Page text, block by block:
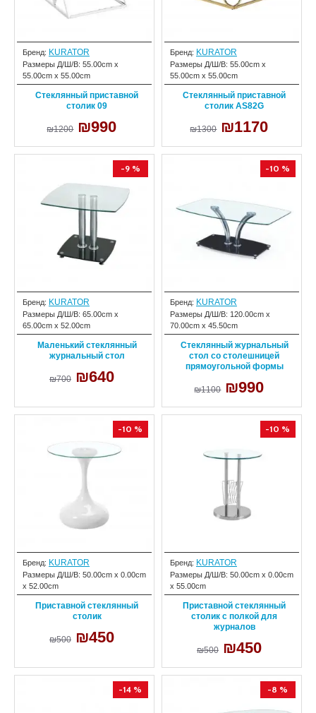
Бренд: KURATOR
Размеры Д/Ш/В: 55.00cm x
55.00cm x 55.00cm
Cтеклянный приставной
столик 09
₪1200 ₪990
Бренд: KURATOR
Размеры Д/Ш/В: 55.00cm x
55.00cm x 55.00cm
Cтеклянный приставной
столик AS82G
₪1300 ₪1170
-9 %
Бренд: KURATOR
Размеры Д/Ш/В: 65.00cm x
65.00cm x 52.00cm
Маленький стеклянный
журнальный стол
₪700 ₪640
-10 %
Бренд: KURATOR
Размеры Д/Ш/В: 120.00cm x
70.00cm x 45.50cm
Стеклянный журнальный
стол со столешницей
прямоугольной формы
₪1100 ₪990
-10 %
Бренд: KURATOR
Размеры Д/Ш/В: 50.00cm x 0.00cm
x 52.00cm
Приставной стеклянный
столик
₪500 ₪450
-10 %
Бренд: KURATOR
Размеры Д/Ш/В: 50.00cm x 0.00cm
x 55.00cm
Приставной стеклянный
столик с полкой для
журналов
₪500 ₪450
-14 % -8 %